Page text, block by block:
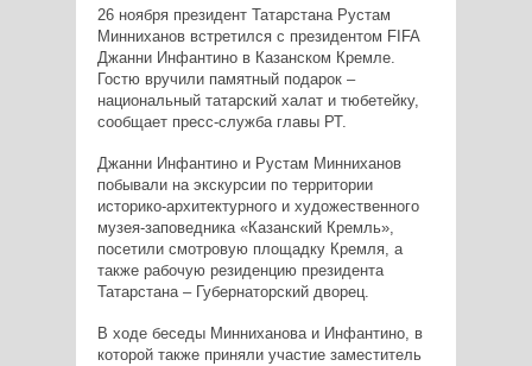
26 ноября президент Татарстана Рустам
Минниханов встретился с президентом FIFA
Джанни Инфантино в Казанском Кремле.
Гостю вручили памятный подарок –
национальный татарский халат и тюбетейку,
сообщает пресс-служба главы РТ.
Джанни Инфантино и Рустам Минниханов
побывали на экскурсии по территории
историко-архитектурного и художественного
музея-заповедника «Казанский Кремль»,
посетили смотровую площадку Кремля, а
также рабочую резиденцию президента
Татарстана – Губернаторский дворец.
В ходе беседы Минниханова и Инфантино, в
которой также приняли участие заместитель